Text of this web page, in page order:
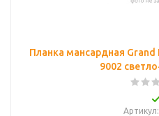
Планка мансардная Grand
9002
Артикул